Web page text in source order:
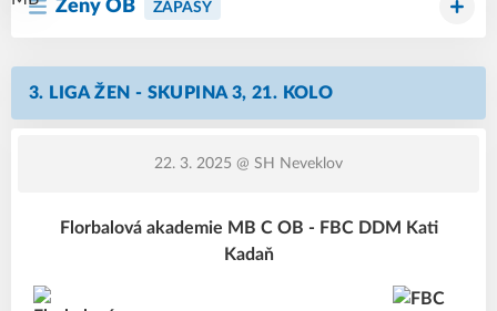
Ženy OB ZÁPASY
3. LIGA ŽEN - SKUPINA 3, 21. KOLO
22. 3. 2025 @ SH Neveklov
Florbalová akademie MB C OB - FBC DDM Kati
Kadaň